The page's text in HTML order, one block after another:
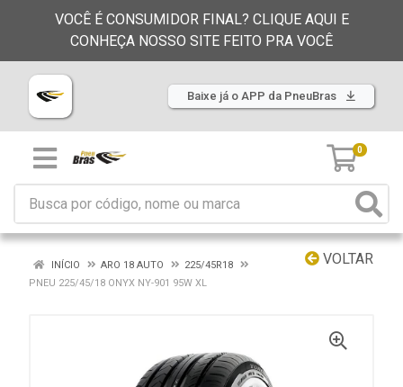
VOCÊ É CONSUMIDOR FINAL? CLIQUE AQUI E
CONHEÇA NOSSO SITE FEITO PRA VOCÊ
Baixe já o APP da PneuBras
0
VOLTAR
INÍCIO ARO 18 AUTO
225/45R18
PNEU 225/45/18 ONYX NY-901 95W XL